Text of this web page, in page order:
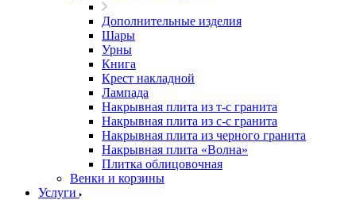
Дополнительные изделия
Шары
Урны
Книга
Крест накладной
Лампада
Накрывная плита из т-с гранита
Накрывная плита из с-с гранита
Накрывная плита из черного гранита
Накрывная плита «Волна»
Плитка облицовочная
Венки и корзины
Услуги